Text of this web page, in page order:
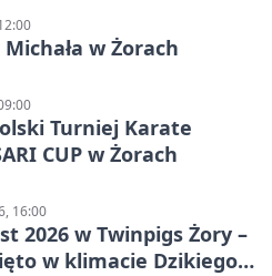
w Żorach
Turniej Karate
CUP w Żorach
16:00
2026 w Twinpigs Żory –
w klimacie Dzikiego